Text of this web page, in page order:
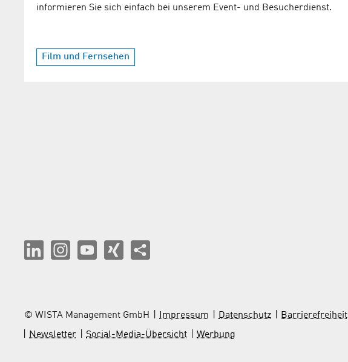
informieren Sie sich einfach bei unserem Event- und Besucherdienst.
Film und Fernsehen
© WISTA Management GmbH Impressum Datenschutz Barrierefreiheit
Newsletter
Social-Media-Übersicht Werbung